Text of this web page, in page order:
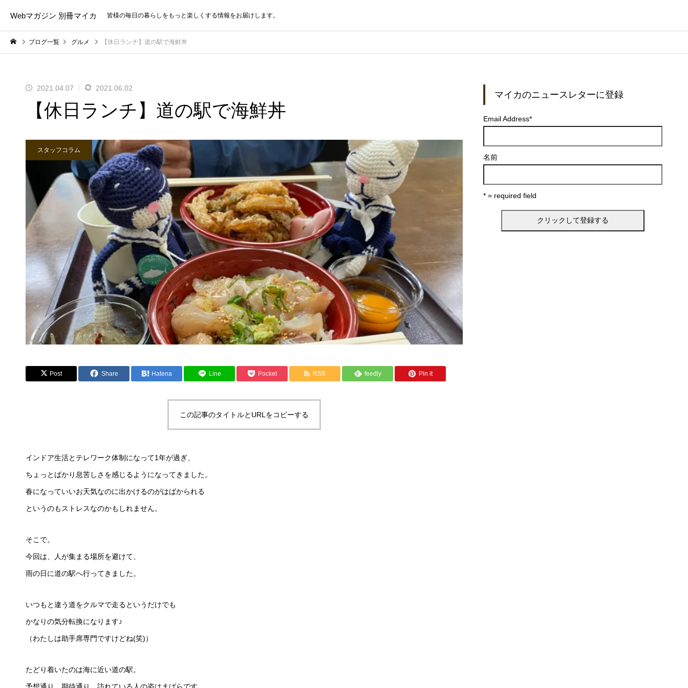
Webマガジン 別冊マイカ 皆様の毎日の暮らしをもっと楽しくする情報をお届けします。
ブログ一覧 グルメ 【休日ランチ】道の駅で海鮮丼
2021.04.07 2021.06.02
【休日ランチ】道の駅で海鮮丼
スタッフコラム
Post Share Hatena Line Pocket RSS feedly Pin it
この記事のタイトルとURLをコピーする
インドア生活とテレワーク体制になって1年が過ぎ、
ちょっとばかり息苦しさを感じるようになってきました。
春になっていいお天気なのに出かけるのがはばかられる
というのもストレスなのかもしれません。
そこで。
今回は、人が集まる場所を避けて、
雨の日に道の駅へ行ってきました。
いつもと違う道をクルマで走るというだけでも
かなりの気分転換になります♪
（わたしは助手席専門ですけどね(笑)）
たどり着いたのは海に近い道の駅。
マイカのニュースレターに登録
Email Address*
名前
* = required field